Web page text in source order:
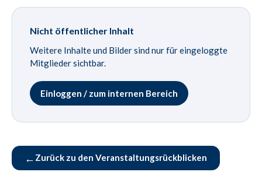
Nicht öffentlicher Inhalt
Weitere Inhalte und Bilder sind nur für eingeloggte
Mitglieder sichtbar.
Einloggen / zum internen Bereich
← Zurück zu den Veranstaltungsrückblicken